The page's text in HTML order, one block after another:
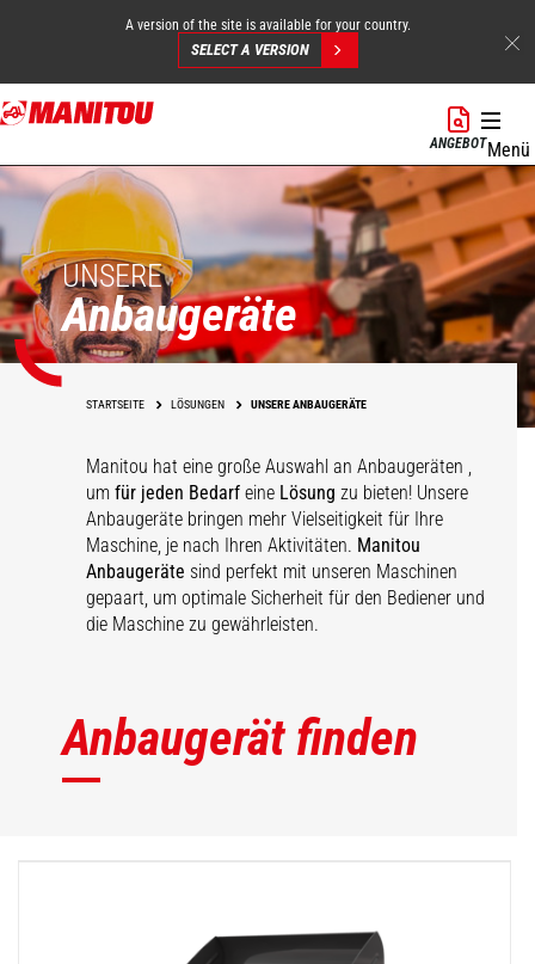
Direkt
zum
A version of the site is available for your country.
SELECT A VERSION
ANGEBOTMenü
UNSERE
Anbaugeräte
STARTSEITE LÖSUNGEN UNSERE ANBAUGERÄTE
Manitou hat eine große Auswahl an Anbaugeräten ,
umfür jeden Bedarf eine Lösung zu bieten! Unsere
Anbaugeräte bringen mehr Vielseitigkeit für Ihre
Maschine, je nach Ihren Aktivitäten. Manitou
Anbaugeräte sind perfekt mit unseren Maschinen
gepaart, um optimale Sicherheit für den Bediener und
die Maschine zu gewährleisten.
Anbaugerät finden